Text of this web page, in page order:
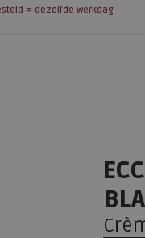
= dezelfde werkdag